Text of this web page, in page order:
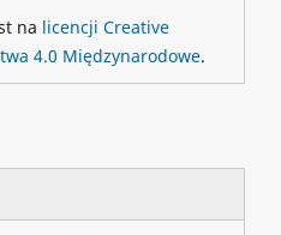
na licencji Creative
4.0 Międzynarodowe.